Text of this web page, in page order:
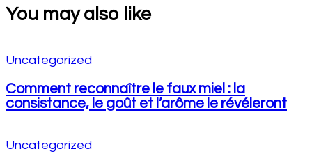
You may also like
Uncategorized
Comment reconnaître le faux miel : la
consistance, le goût et l’arôme le révéleront
Uncategorized